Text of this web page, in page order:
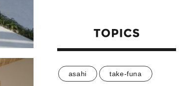
asahi take-funa